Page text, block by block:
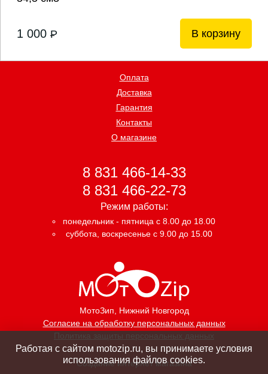
1 000 P В корзину
МотоЗип, Нижний Новгород
Согласие на обработку персональных данных
Политика защиты персональных данных
Оплата
Доставка
Гарантия
Контакты
О магазине
8 831 466-14-33
8 831 466-22-73
Режим работы:
понедельник - пятница с 8.00 до 18.00
суббота, воскресенье с 9.00 до 15.00
Создание интернет магазина
Работая с сайтом motozip.ru, вы принимаете условия
использования файлов cookies.